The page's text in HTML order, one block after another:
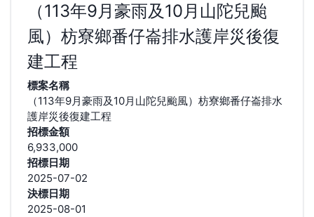
（113年9月豪雨及10月山陀兒颱
風）枋寮鄉番仔崙排水護岸災後復
建工程
標案名稱
（113年9月豪雨及10月山陀兒颱風）枋寮鄉番仔崙排水
護岸災後復建工程
招標金額
6,933,000
招標日期
2025-07-02
決標日期
2025-08-01